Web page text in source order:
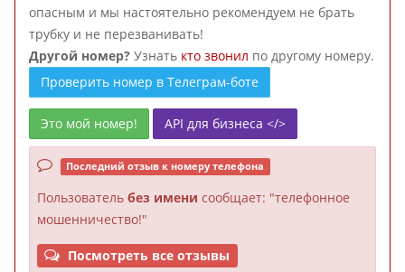
опасным и мы настоятельно рекомендуем не брать
трубку и не перезванивать!
Другой номер? Узнать кто звонил по другому номеру.
Проверить номер в Телеграм-боте
Это мой номер! API для бизнеса </>
Последний отзыв к номеру телефона
Пользователь без имени сообщает: "телефонное
мошенничество!"
Посмотреть все отзывы